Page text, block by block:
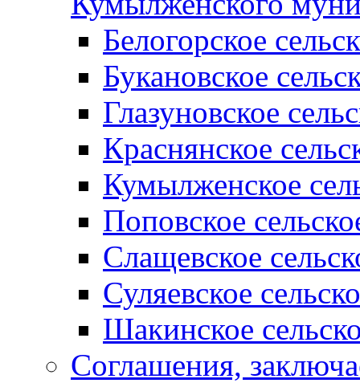
Белогорское
Букановское
Глазуновское
Краснянское
Кумылженское
Поповское
Слащевское
Суляевское
Шакинское
Соглашения,